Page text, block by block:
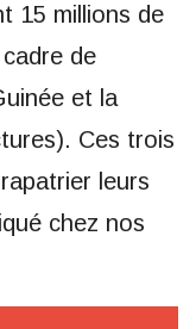
15 millions de
de
et la
Ces trois
leurs
chez nos